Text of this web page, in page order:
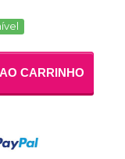
CARRINHO